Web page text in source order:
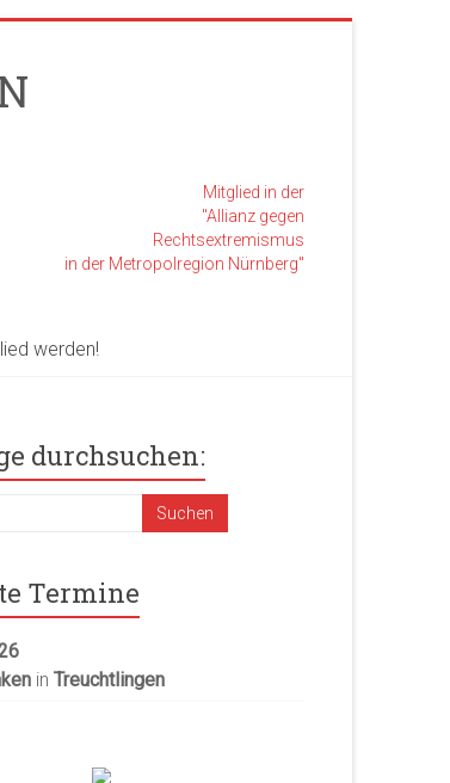
Mitglied in der
"Allianz gegen
Rechtsextremismus
in der Metropolregion Nürnberg"
werden!
durchsuchen:
Termine
inTreuchtlingen